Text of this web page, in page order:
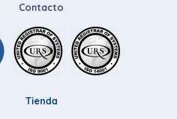
Contacto
Tienda